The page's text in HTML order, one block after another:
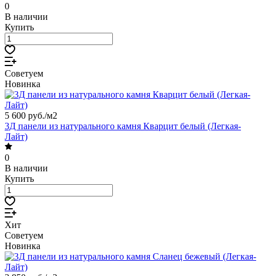
0
В наличии
Купить
Советуем
Новинка
5 600 руб./м2
3Д панели из натурального камня Кварцит белый (Легкая-
Лайт)
0
В наличии
Купить
Хит
Советуем
Новинка